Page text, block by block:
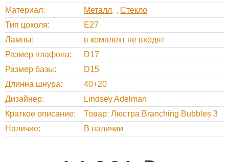
Материал
Металл , Стекло
Тип цоколя
E27
Лампы
в комплект не входят
Размер плафона
D17
Размер базы
D15
Длинна шнура
40+20
Дизайнер
Lindsey Adelman
Краткое описание
Товар: Люстра Branching Bubbles 3
Наличие
В наличии